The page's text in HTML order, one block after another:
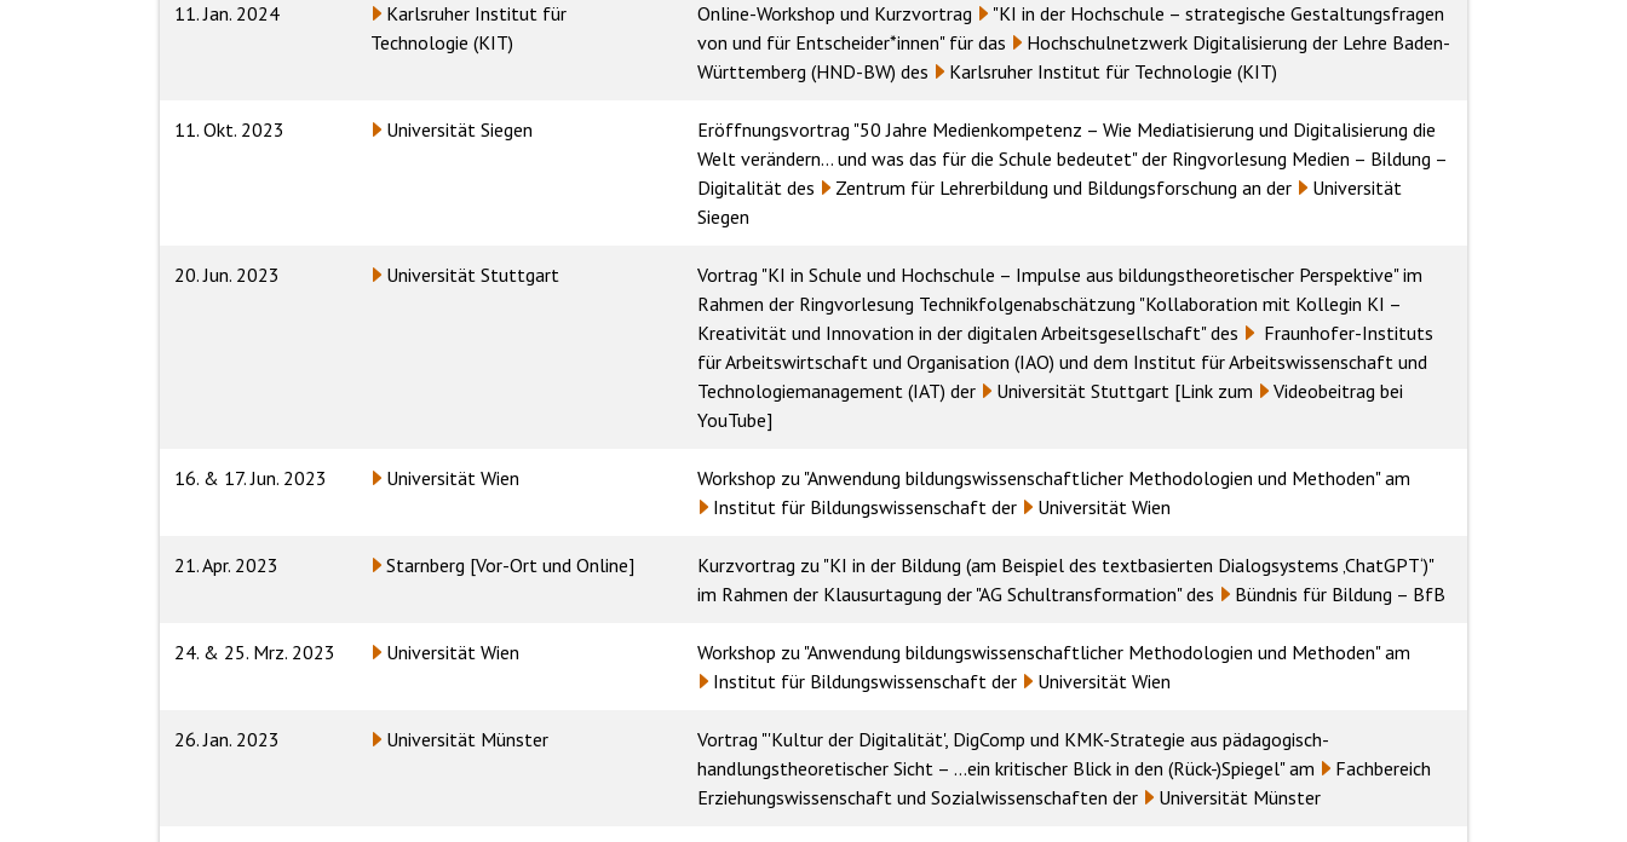
11. Jan. 2024
Karlsruher Institut für
Technologie (KIT)
Online-Workshop und Kurzvortrag
"KI in der Hochschule – strategische Gestaltungsfragen
von und für Entscheider*innen"für das
Hochschulnetzwerk Digitalisierung der Lehre Baden-
Württemberg (HND-BW) des Karlsruher Institut für Technologie (KIT)
11. Okt. 2023 Universität Siegen
Eröffnungsvortrag "50 Jahre Medienkompetenz – Wie Mediatisierung und Digitalisierung die
Welt verändern... und was das für die Schule bedeutet" der Ringvorlesung Medien – Bildung –
Digitalität des
Zentrum für Lehrerbildung und Bildungsforschung an der
Universität
Siegen
20. Jun. 2023 Universität Stuttgart
Vortrag "KI in Schule und Hochschule – Impulse aus bildungstheoretischer Perspektive" im
Rahmen der Ringvorlesung Technikfolgenabschätzung "Kollaboration mit Kollegin KI –
Kreativität und Innovation in der digitalen Arbeitsgesellschaft" des
Fraunhofer-Instituts
für Arbeitswirtschaft und Organisation (IAO) und dem Institut für Arbeitswissenschaft und
Technologiemanagement (IAT) der Universität Stuttgart [Link zum
Videobeitrag bei
YouTube]
16. & 17. Jun. 2023 Universität Wien
Workshop zu "Anwendung bildungswissenschaftlicher Methodologien und Methoden" am
Institut für Bildungswissenschaft der Universität Wien
21. Apr. 2023 Starnberg [Vor-Ort und Online]
Kurzvortrag zu "KI in der Bildung (am Beispiel des textbasierten Dialogsystems ‚ChatGPT‘)"
im Rahmen der Klausurtagung der "AG Schultransformation" des
Bündnis für Bildung – BfB
24. & 25. Mrz. 2023 Universität Wien
Workshop zu "Anwendung bildungswissenschaftlicher Methodologien und Methoden" am
Institut für Bildungswissenschaft der Universität Wien
26. Jan. 2023 Universität Münster
Vortrag "'Kultur der Digitalität', DigComp und KMK-Strategie aus pädagogisch-
handlungstheoretischer Sicht – …ein kritischer Blick in den (Rück-)Spiegel" am
Fachbereich
Erziehungswissenschaft und Sozialwissenschaften der Universität Münster